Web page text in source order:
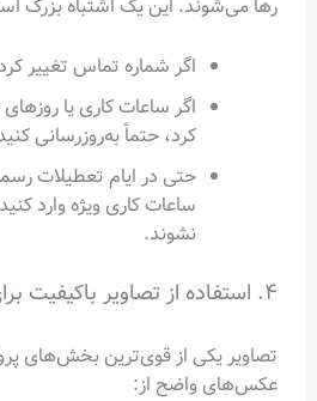
رها می‌شوند. این یک اشتباه بزرگ
اگر شماره تماس تغییر
اگر ساعات کاری یا
کرد، حتماً به‌روزرسانی
حتی در ایام تعطیلات
ساعات کاری ویژه وارد
نشوند.
۴. استفاده از تصاویر باکیفیت برای جذب بیشتر
تصاویر یکی از قوی‌ترین بخش‌های
عکس‌های واضح از: